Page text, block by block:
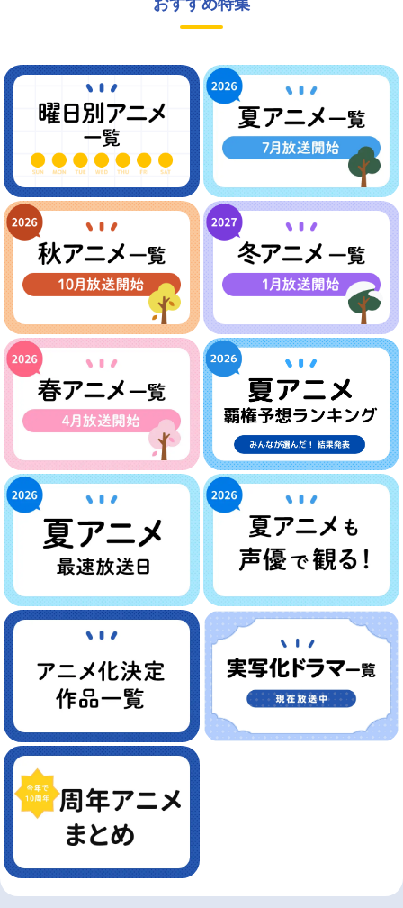
おすすめ特集